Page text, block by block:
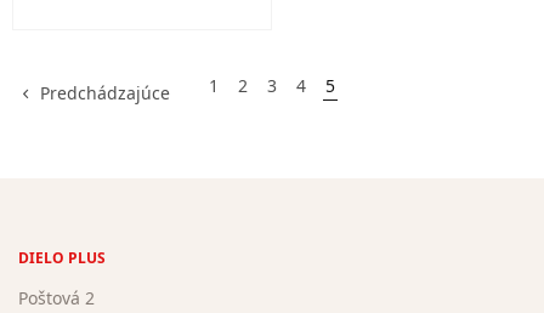
Predchádzajúce 1 2 3 4 5
DIELO PLUS
Poštová 2